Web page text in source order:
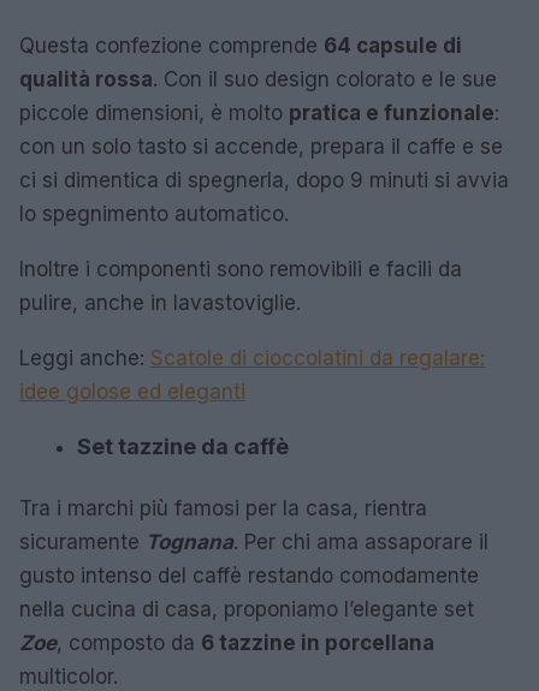
Questa confezione comprende 64 capsule di
qualità rossa. Con il suo design colorato e le sue
piccole dimensioni, è molto pratica e funzionale:
con un solo tasto si accende, prepara il caffe e se
ci si dimentica di spegnerla, dopo 9 minuti si avvia
lo spegnimento automatico.
Inoltre i componenti sono removibili e facili da
pulire, anche in lavastoviglie.
Leggi anche: Scatole di cioccolatini da regalare:
idee golose ed eleganti
Set tazzine da caffè
Tra i marchi più famosi per la casa, rientra
sicuramente Tognana. Per chi ama assaporare il
gusto intenso del caffè restando comodamente
nella cucina di casa, proponiamo l’elegante set
Zoe, composto da 6 tazzine in porcellana
multicolor.